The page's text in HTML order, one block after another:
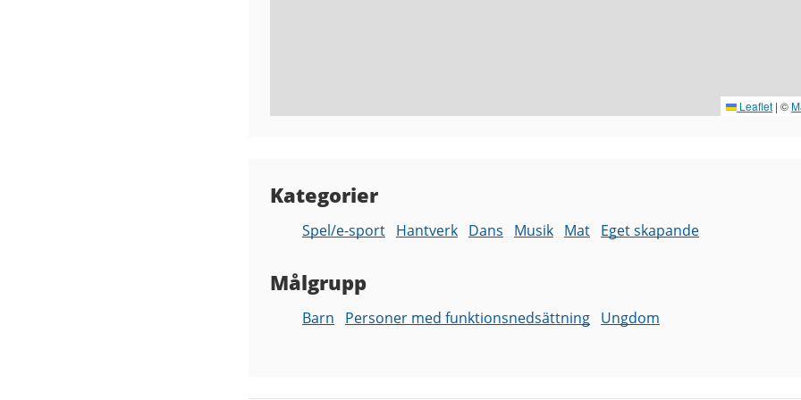
Leaflet | ©
Kategorier
Spel/e-sport Hantverk Dans Musik Mat Eget skapande
Målgrupp
Barn Personer med funktionsnedsättning Ungdom